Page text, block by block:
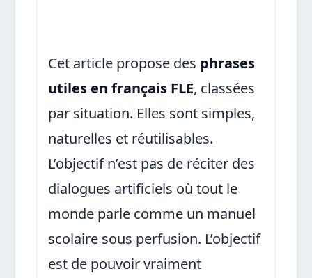
Cet article propose des phrases
utiles en français FLE, classées
par situation. Elles sont simples,
naturelles et réutilisables.
L’objectif n’est pas de réciter des
dialogues artificiels où tout le
monde parle comme un manuel
scolaire sous perfusion. L’objectif
est de pouvoir vraiment